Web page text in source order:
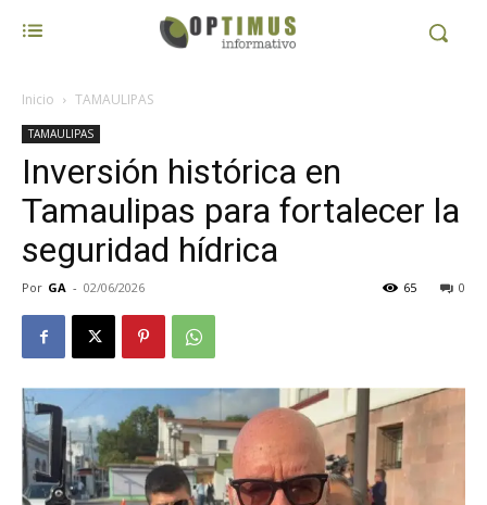
Inicio TAMAULIPAS
TAMAULIPAS
Inversión histórica en
Tamaulipas para fortalecer la
seguridad hídrica
Por GA - 02/06/2026 0
65